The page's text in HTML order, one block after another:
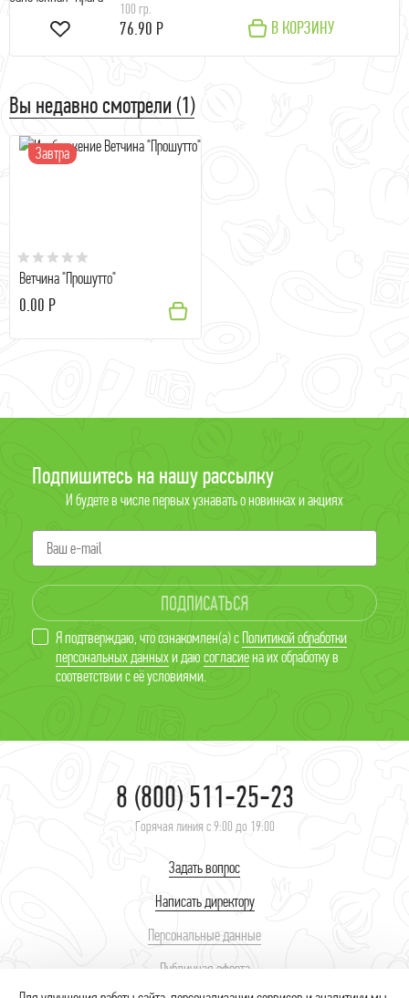
100 гр.
76.90 Р В КОРЗИНУ
Вы недавно смотрели (1)
Завтра
Ветчина "Прошутто"
0.00 Р
Подпишитесь на нашу рассылку
И будете в числе первых узнавать о новинках и акциях
ПОДПИСАТЬСЯ
Я подтверждаю, что ознакомлен(а) с Политикой обработки
персональных данныхи даю согласиена их обработку в
соответствии с её условиями.
8 (800) 511-25-23
Горячая линия с 9:00 до 19:00
Задать вопрос
Написать директору
Персональные данные
Публичная оферта